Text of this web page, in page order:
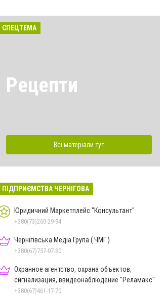
СПЕЦТЕМА
Рецепти
Всі матеріали тут
ПІДПРИЄМСТВА ЧЕРНІГОВА
Юридичний Маркетплейс "Консультант"
+380(73)260-29-94
Чернігівська Медіа Група ( ЧМГ )
+380(67)757-07-30
Охранное агентство, охрана объектов,
сигнализация, ввидеонаблюдение "Реламакс"
+380(67)461-17-70